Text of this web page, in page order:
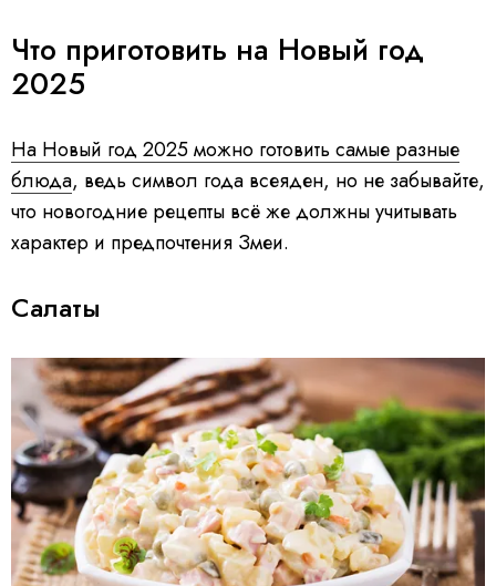
Что приготовить на Новый год
2025
На Новый год 2025 можно готовить самые разные
блюда, ведь символ года всеяден, но не забывайте,
что новогодние рецепты всё же должны учитывать
характер и предпочтения Змеи.
Салаты